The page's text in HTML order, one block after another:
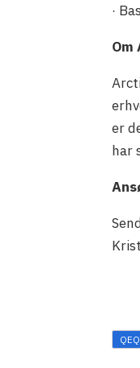
·
Om
er
har